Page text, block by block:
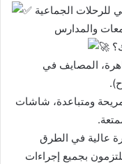
المصايف في
ومتباعدة، شاشات
عالية في الطرق
بجميع إجراءات